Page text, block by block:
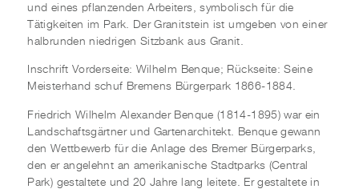
und eines pflanzenden Arbeiters, symbolisch für die
Tätigkeiten im Park. Der Granitstein ist umgeben von einer
halbrunden niedrigen Sitzbank aus Granit.
Inschrift Vorderseite: Wilhelm Benque; Rückseite: Seine
Meisterhand schuf Bremens Bürgerpark 1866-1884.
Friedrich Wilhelm Alexander Benque (1814-1895) war ein
Landschaftsgärtner und Gartenarchitekt. Benque gewann
den Wettbewerb für die Anlage des Bremer Bürgerparks,
den er angelehnt an amerikanische Stadtparks (Central
Park) gestaltete und 20 Jahre lang leitete. Er gestaltete in